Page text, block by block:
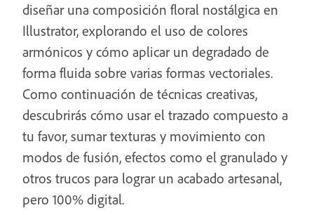
diseñar una composición floral nostálgica en
Illustrator, explorando el uso de colores
armónicos y cómo aplicar un degradado de
forma fluida sobre varias formas vectoriales.
Como continuación de técnicas creativas,
descubrirás cómo usar el trazado compuesto a
tu favor, sumar texturas y movimiento con
modos de fusión, efectos como el granulado y
otros trucos para lograr un acabado artesanal,
pero 100% digital.